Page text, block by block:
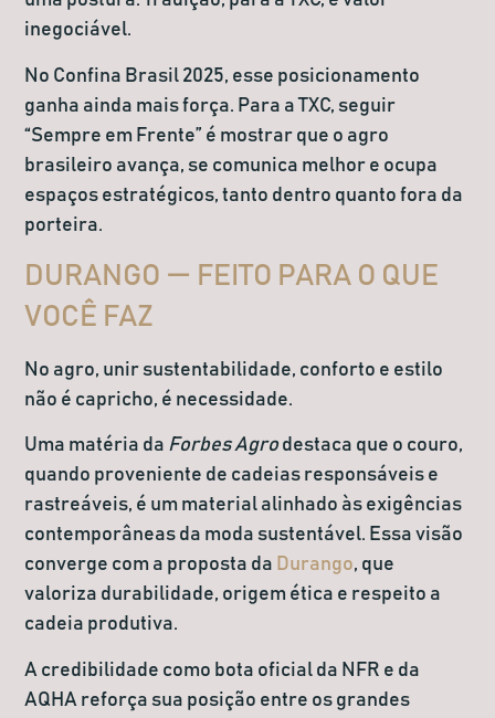
inegociável.
No Confina Brasil 2025, esse posicionamento
ganha ainda mais força. Para a TXC, seguir
“Sempre em Frente” é mostrar que o agro
brasileiro avança, se comunica melhor e ocupa
espaços estratégicos, tanto dentro quanto fora da
porteira.
DURANGO — FEITO PARA O QUE
VOCÊ FAZ
No agro, unir sustentabilidade, conforto e estilo
não é capricho, é necessidade.
Uma matéria da Forbes Agrodestaca que o couro,
quando proveniente de cadeias responsáveis e
rastreáveis, é um material alinhado às exigências
contemporâneas da moda sustentável. Essa visão
converge com a proposta da Durango, que
valoriza durabilidade, origem ética e respeito a
cadeia produtiva.
A credibilidade como bota oficial da NFR e da
AQHA reforça sua posição entre os grandes